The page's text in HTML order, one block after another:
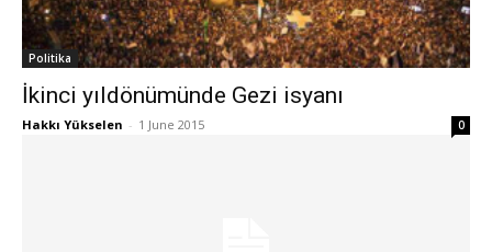
Politika
İkinci yıldönümünde Gezi isyanı
Hakkı Yükselen - 1 June 2015 0